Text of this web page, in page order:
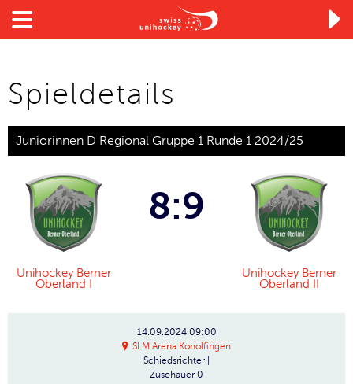

Spieldetails
Juniorinnen D Regional Gruppe 1 Runde 1 2024/25
Unihockey Berner
Oberland I
8:9
Unihockey Berner
Oberland II
14.09.2024 09:00
SLM Arena Konolfingen
Schiedsrichter
Zuschauer 0